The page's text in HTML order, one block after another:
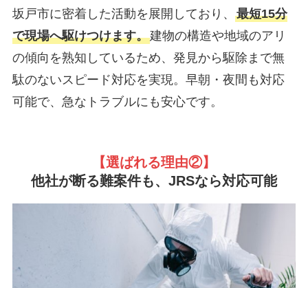
坂戸市に密着した活動を展開しており、 最短15分
で現場へ駆けつけます。建物の構造や地域のアリ
の傾向を熟知しているため、発見から駆除まで無
駄のないスピード対応を実現。早朝・夜間も対応
可能で、急なトラブルにも安心です。
【選ばれる理由②】
他社が断る難案件も、JRSなら対応可能